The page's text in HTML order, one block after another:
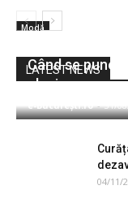
Modă
LATEST NEWS
Când se pune
alegi
e-București.ro - 31/
04/11/